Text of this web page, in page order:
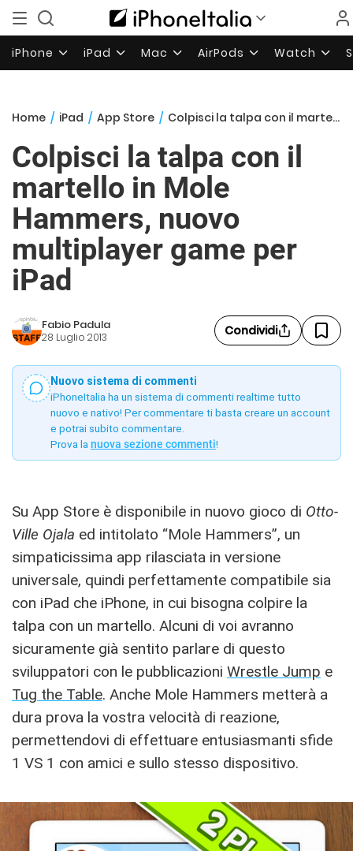
iPhone iPad Mac AirPods Watch
Home / iPad / App Store / Colpisci la talpa con il martello in Mole Hammers, nuovo multiplayer game per iPad
Colpisci la talpa con il
martello in Mole
Hammers, nuovo
multiplayer game per
iPad
Fabio Padula
28 Luglio 2013 Condividi
Nuovo sistema di commenti
iPhoneItalia ha un sistema di commenti realtime tutto
nuovo e nativo! Per commentare ti basta creare un account
e potrai subito commentare.
Prova la nuova sezione commenti!
Su App Store è disponibile in nuovo gioco di Otto-
Ville Ojala ed intitolato “Mole Hammers”, un
simpaticissima app rilasciata in versione
universale, quindi perfettamente compatibile sia
con iPad che iPhone, in cui bisogna colpire la
talpa con un martello. Alcuni di voi avranno
sicuramente già sentito parlare di questo
sviluppatori con le pubblicazioni Wrestle Jump e
Tug the Table. Anche Mole Hammers metterà a
dura prova la vostra velocità di reazione,
permettendovi di effettuare entusiasmanti sfide
1 VS 1 con amici e sullo stesso dispositivo.